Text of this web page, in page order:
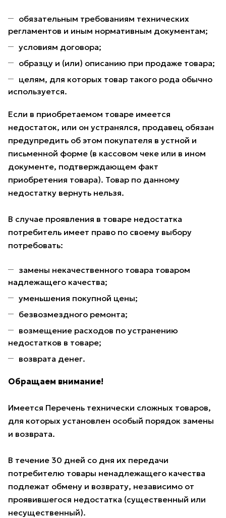
обязательным требованиям технических
регламентов и иным нормативным документам;
условиям договора;
образцу и (или) описанию при продаже товара;
целям, для которых товар такого рода обычно
используется.
Если в приобретаемом товаре имеется
недостаток, или он устранялся, продавец обязан
предупредить об этом покупателя в устной и
письменной форме (в кассовом чеке или в ином
документе, подтверждающем факт
приобретения товара). Товар по данному
недостатку вернуть нельзя.
В случае проявления в товаре недостатка
потребитель имеет право по своему выбору
потребовать:
замены некачественного товара товаром
надлежащего качества;
уменьшения покупной цены;
безвозмездного ремонта;
возмещение расходов по устранению
недостатков в товаре;
возврата денег.
Обращаем внимание!
Имеется Перечень технически сложных товаров,
для которых установлен особый порядок замены
и возврата.
В течение 30 дней со дня их передачи
потребителю товары ненадлежащего качества
подлежат обмену и возврату, независимо от
проявившегося недостатка (существенный или
несущественный).